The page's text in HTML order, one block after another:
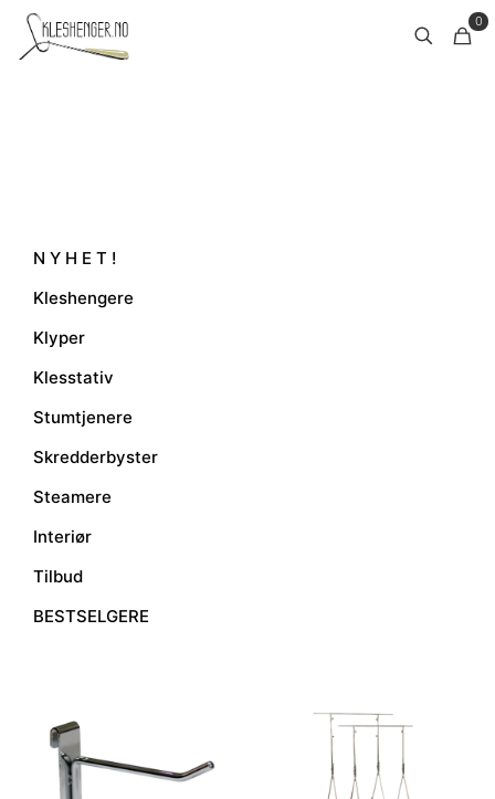
0
N Y H E T !
Kleshengere
Klyper
Klesstativ
Stumtjenere
Skredderbyster
Steamere
Interiør
Tilbud
BESTSELGERE